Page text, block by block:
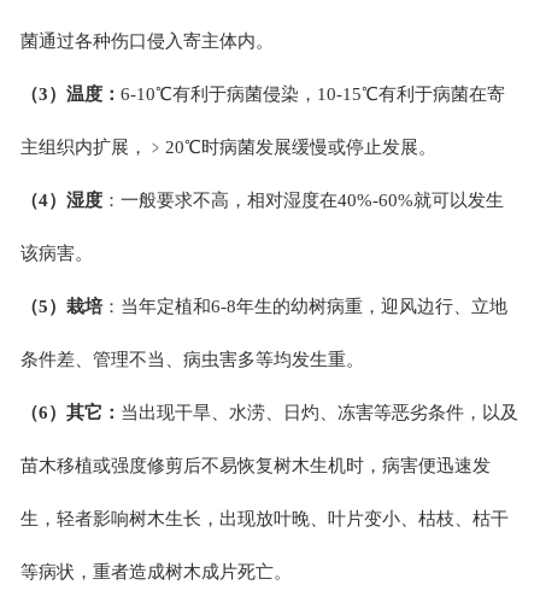
菌通过各种伤口侵入寄主体内。
（3）温度： 6-10℃有利于病菌侵染，10-15℃有利于病菌在寄
主组织内扩展，﹥20℃时病菌发展缓慢或停止发展。
（4）湿度：一般要求不高，相对湿度在40%-60%就可以发生
该病害。
（5）栽培：当年定植和6-8年生的幼树病重，迎风边行、立地
条件差、管理不当、病虫害多等均发生重。
（6）其它： 当出现干旱、水涝、日灼、冻害等恶劣条件，以及
苗木移植或强度修剪后不易恢复树木生机时，病害便迅速发
生，轻者影响树木生长，出现放叶晚、叶片变小、枯枝、枯干
等病状，重者造成树木成片死亡。